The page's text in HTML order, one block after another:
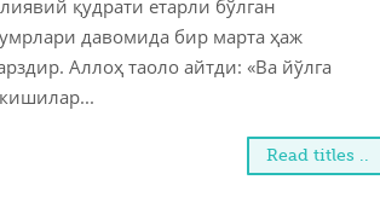
қудрати етарли бўлган
давомида бир марта ҳаж
Аллоҳ таоло айтди: «Ва йўлга
Read titles ..